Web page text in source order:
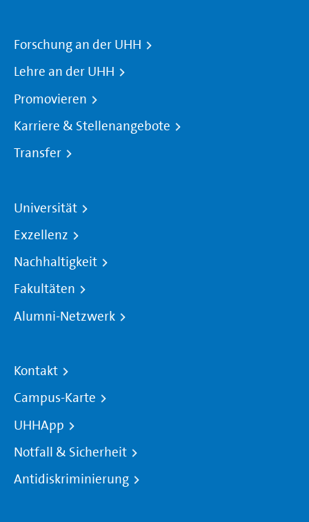
Forschung an der UHH
Lehre an der UHH
Promovieren
Karriere & Stellenangebote
Transfer
Universität
Exzellenz
Nachhaltigkeit
Fakultäten
Alumni-Netzwerk
Kontakt
Campus-Karte
UHHApp
Notfall & Sicherheit
Antidiskriminierung